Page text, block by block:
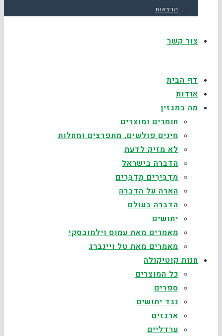
הרצאות
צור קשר
דף הבית
אודות
מה במגזין
חומרים ומוצרים
מינים פולשים, מתפרצים ומחלות
לא מזיק לדעת
הדברה בישראל
מַדְבִּירִים מְדַבְּרִים
הארה על הדברה
הדברה בעולם
יתושים
מאמרים מאת עמוס וילמובסקי
מאמרים מאת טל ויינברג
חנות קוטיקולה
כל המוצרים
ספרים
נגד יתושים
ארגזים
ערדליים